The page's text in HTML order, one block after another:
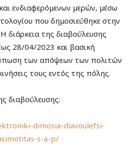
ενδιαφερόμενων μερών, μέσω
που δημοσιεύθηκε στην
διάρκεια της διαβούλευσης
28/04/2023 και βασική
των απόψεων των πολιτών
τους εντός της πόλης.
διαβούλευσης:
dimosia-diavoulefsi-
s-a-p/